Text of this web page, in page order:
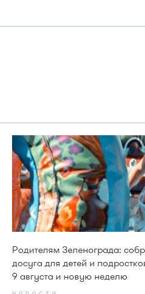
Родителям Зеленограда:
досуга для детей и
9 августа и новую неделю